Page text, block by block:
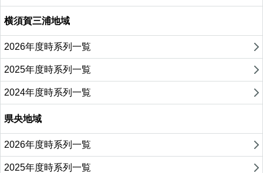
横須賀三浦地域
2026年度時系列一覧
2025年度時系列一覧
2024年度時系列一覧
県央地域
2026年度時系列一覧
2025年度時系列一覧